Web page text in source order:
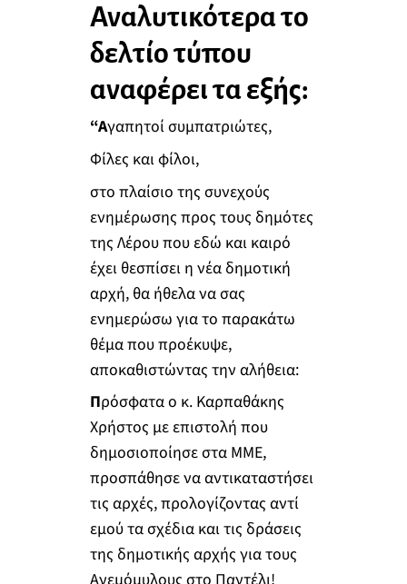
Αναλυτικότερα το
δελτίο τύπου
αναφέρει τα εξής:
“Αγαπητοί συμπατριώτες,
Φίλες και φίλοι,
στο πλαίσιο της συνεχούς
ενημέρωσης προς τους δημότες
της Λέρου που εδώ και καιρό
έχει θεσπίσει η νέα δημοτική
αρχή, θα ήθελα να σας
ενημερώσω για το παρακάτω
θέμα που προέκυψε,
αποκαθιστώντας την αλήθεια:
Πρόσφατα ο κ. Καρπαθάκης
Χρήστος με επιστολή που
δημοσιοποίησε στα ΜΜΕ,
προσπάθησε να αντικαταστήσει
τις αρχές, προλογίζοντας αντί
εμού τα σχέδια και τις δράσεις
της δημοτικής αρχής για τους